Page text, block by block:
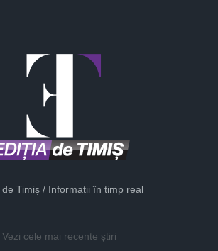
de Timiș / Informații în timp real
Vezi cele mai recente știri